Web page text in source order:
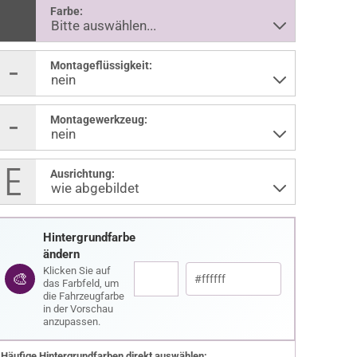
Farbe:
Montageflüssigkeit:
Montagewerkzeug:
Ausrichtung:
🎨
Hintergrundfarbe
ändern
Klicken Sie auf
das Farbfeld, um
die Fahrzeugfarbe
in der Vorschau
anzupassen.